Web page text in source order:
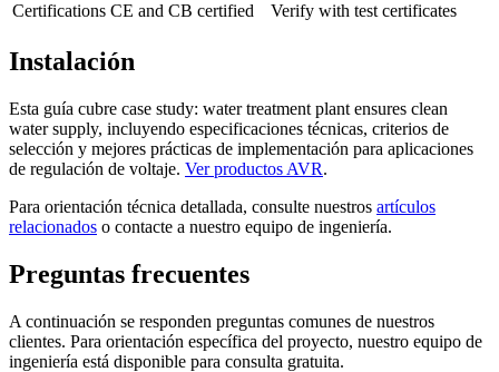
Certifications CE and CB certified Verify with test certificates
Instalación
Esta guía cubre case study: water treatment plant ensures clean
water supply, incluyendo especificaciones técnicas, criterios de
selección y mejores prácticas de implementación para aplicaciones
de regulación de voltaje. Ver productos AVR.
Para orientación técnica detallada, consulte nuestros artículos
relacionados o contacte a nuestro equipo de ingeniería.
Preguntas frecuentes
A continuación se responden preguntas comunes de nuestros
clientes. Para orientación específica del proyecto, nuestro equipo de
ingeniería está disponible para consulta gratuita.